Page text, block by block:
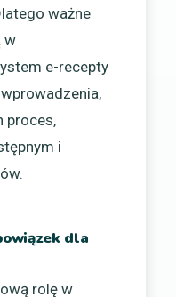
ważne
w
e-recepty
proces,
i
dla
rolę w